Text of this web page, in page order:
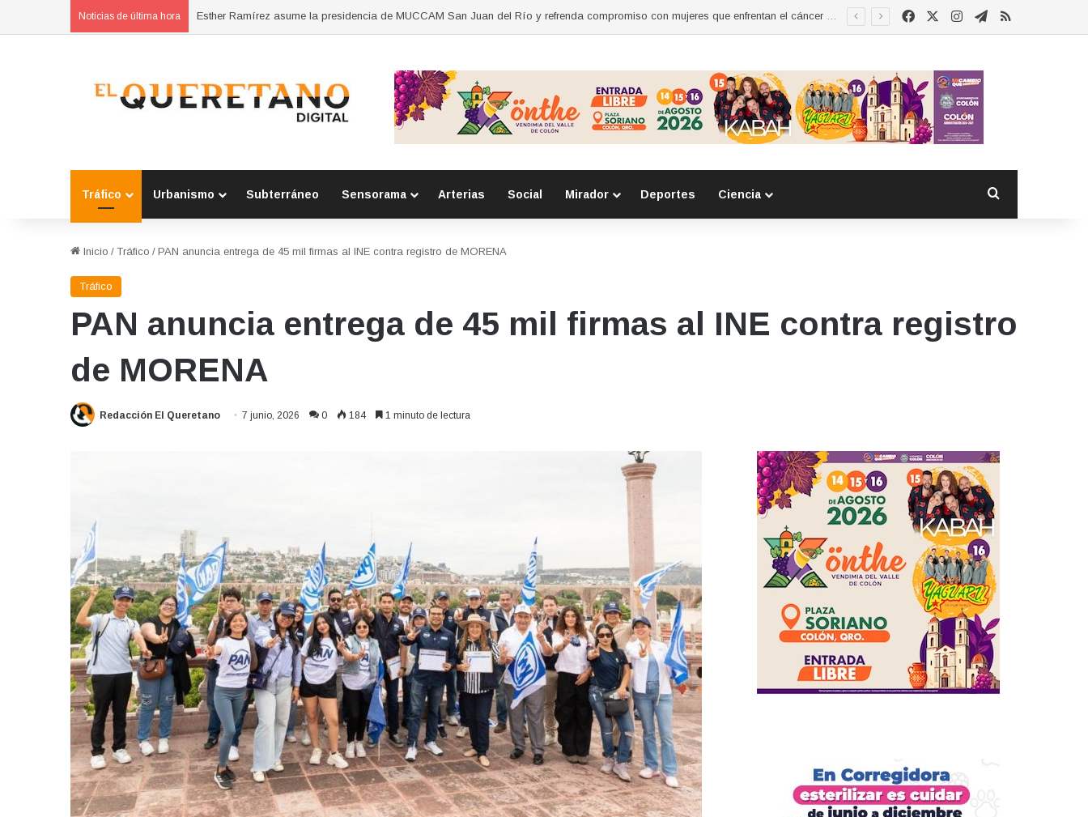
Noticias de última hora Esther Ramírez asume la presidencia de MUCCAM San Juan del Río y refrenda compromiso con mujeres que enfrentan el cáncer de mama FacebookInstagram
Telegram
RSS
Tráfico Urbanismo Subterráneo Sensorama Arterias Social Mirador Deportes Ciencia
Inicio / Tráfico / PAN anuncia entrega de 45 mil firmas al INE contra registro de MORENA
Tráfico
PAN anuncia entrega de 45 mil firmas al INE contra registro
de MORENA
Redacción El Queretano 7 junio, 2026 0 184 1 minuto de lectura